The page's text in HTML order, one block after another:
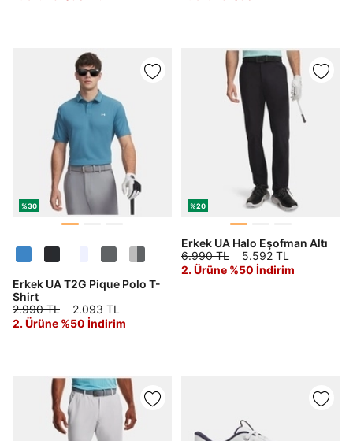
%30
Erkek UA T2G Pique Polo T-
Shirt
2.990 TL
2.093 TL
2. Ürüne %50 İndirim
%20
Erkek UA Halo Eşofman Altı
6.990 TL
5.592 TL
2. Ürüne %50 İndirim
Soyad*
Telefon Numarası*
En az 8 karakter
Bir rakam
En az 1 özel karakter